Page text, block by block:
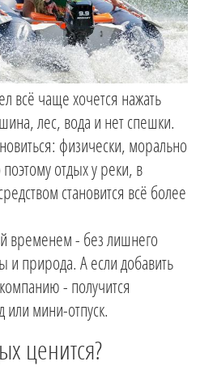
всё чаще хочется нажать
лес, вода и нет спешки.
физически, морально
отдых у реки, в
становится всё более
временем - без лишнего
и природа. А если добавить
- получится
или мини-отпуск.
ценится?